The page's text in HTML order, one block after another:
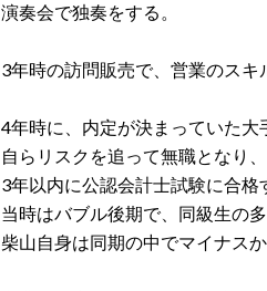
演奏会で独奏をする。
3年時の訪問販売で、営業のスキ
4年時に、内定が決まっていた大
自らリスクを追って無職となり、
3年以内に公認会計士試験に合格
当時はバブル後期で、同級生の
柴山自身は同期の中でマイナスか